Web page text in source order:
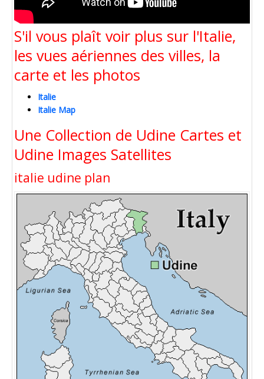
S'il vous plaît voir plus sur l'Italie,
les vues aériennes des villes, la
carte et les photos
Italie
Italie Map
Une Collection de Udine Cartes et
Udine Images Satellites
italie udine plan